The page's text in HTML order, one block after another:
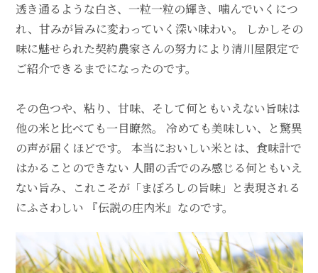
透き通るような白さ、一粒一粒の輝き、噛んでいくにつ
れ、甘みが旨みに変わっていく深い味わい。 しかしその
味に魅せられた契約農家さんの努力により清川屋限定で
ご紹介できるまでになったのです。
その色つや、粘り、甘味、そして何ともいえない旨味は
他の米と比べても一目瞭然。 冷めても美味しい、と驚異
の声が届くほどです。 本当においしい米とは、食味計で
はかることのできない 人間の舌でのみ感じる何ともいえ
ない旨み、これこそが「まぼろしの旨味」と表現される
にふさわしい 『伝説の庄内米』なのです。